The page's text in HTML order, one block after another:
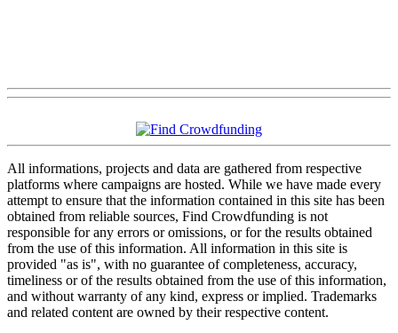
All informations, projects and data are gathered from respective
platforms where campaigns are hosted. While we have made every
attempt to ensure that the information contained in this site has been
obtained from reliable sources, Find Crowdfunding is not
responsible for any errors or omissions, or for the results obtained
from the use of this information. All information in this site is
provided "as is", with no guarantee of completeness, accuracy,
timeliness or of the results obtained from the use of this information,
and without warranty of any kind, express or implied. Trademarks
and related content are owned by their respective content.